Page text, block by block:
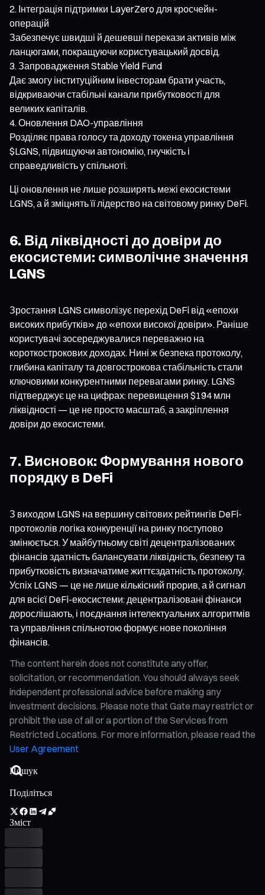
Інтеграція підтримки LayerZero для кросчейн-
операцій
Забезпечує швидші й дешевші перекази активів між
ланцюгами, покращуючи користувацький досвід.
Запровадження Stable Yield Fund
Дає змогу інституційним інвесторам брати участь,
відкриваючи стабільні канали прибутковості для
великих капіталів.
Оновлення DAO-управління
Розділяє права голосу та доходу токена управління
$LGNS, підвищуючи автономію, гнучкість і
справедливість у спільноті.
Ці оновлення не лише розширять межі екосистеми
LGNS, а й зміцнять її лідерство на світовому ринку DeFi.
6. Від ліквідності до довіри до
екосистеми: символічне значення
LGNS
Зростання LGNS символізує перехід DeFi від «епохи
високих прибутків» до «епохи високої довіри». Раніше
користувачі зосереджувалися переважно на
короткострокових доходах. Нині ж безпека протоколу,
глибина капіталу та довгострокова стабільність стали
ключовими конкурентними перевагами ринку. LGNS
підтверджує це на цифрах: перевищення $194 млн
ліквідності — це не просто масштаб, а закріплення
довіри до екосистеми.
7. Висновок: Формування нового
порядку в DeFi
З виходом LGNS на вершину світових рейтингів DeFi-
протоколів логіка конкуренції на ринку поступово
змінюється. У майбутньому світі децентралізованих
фінансів здатність балансувати ліквідність, безпеку та
прибутковість визначатиме життєздатність протоколу.
Успіх LGNS — це не лише кількісний прорив, а й сигнал
для всієї DeFi-екосистеми: децентралізовані фінанси
дорослішають, і поєднання інтелектуальних алгоритмів
та управління спільнотою формує нове покоління
фінансів.
The content herein does not constitute any offer,
solicitation, or recommendation. You should always seek
independent professional advice before making any
investment decisions. Please note that Gate may restrict or
prohibit the use of all or a portion of the Services from
Restricted Locations. For more information, please read the
User Agreement
Поділіться
Зміст